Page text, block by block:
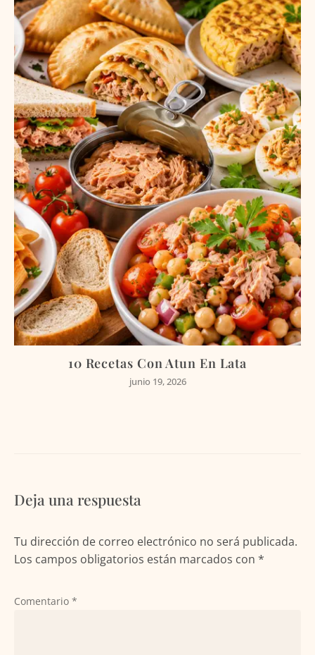
10 Recetas Con Atun En Lata
junio 19, 2026
Deja una respuesta
Tu dirección de correo electrónico no será publicada.
Los campos obligatorios están marcados con *
Comentario *